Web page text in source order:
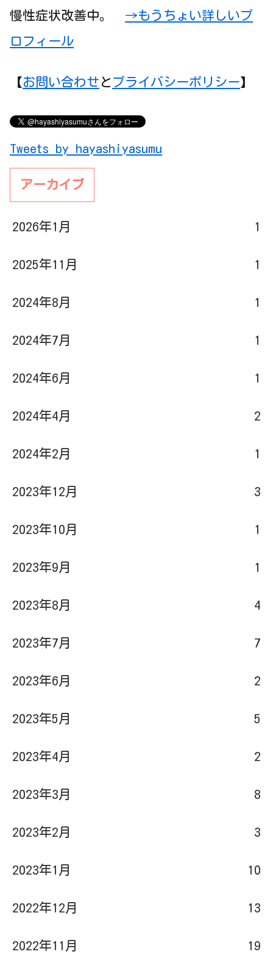
慢性症状改善中。 →もうちょい詳しいプ
ロフィール
【お問い合わせ と プライバシーポリシー】
Tweets by hayashiyasumu
アーカイブ
2026年1月 1
2025年11月 1
2024年8月 1
2024年7月 1
2024年6月 1
2024年4月 2
2024年2月 1
2023年12月 3
2023年10月 1
2023年9月 1
2023年8月 4
2023年7月 7
2023年6月 2
2023年5月 5
2023年4月 2
2023年3月 8
2023年2月 3
2023年1月 10
2022年12月 13
2022年11月 19